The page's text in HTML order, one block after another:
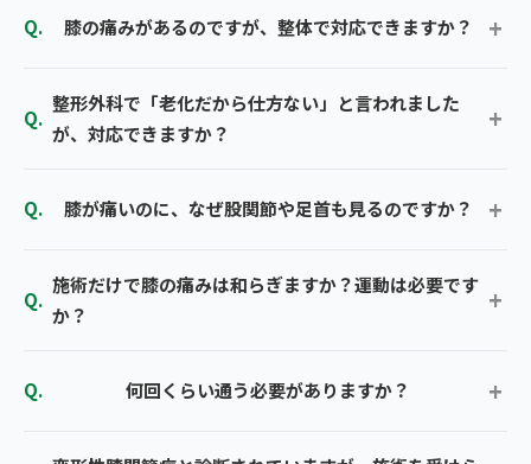
膝の痛みがあるのですが、整体で対応できますか？
整形外科で「老化だから仕方ない」と言われました
が、対応できますか？
膝が痛いのに、なぜ股関節や足首も見るのですか？
施術だけで膝の痛みは和らぎますか？運動は必要です
か？
何回くらい通う必要がありますか？